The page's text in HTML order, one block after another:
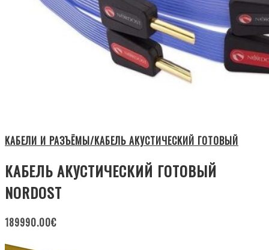
КАБЕЛИ И РАЗЪЁМЫ/КАБЕЛЬ АКУСТИЧЕСКИЙ ГОТОВЫЙ
КАБЕЛЬ АКУСТИЧЕСКИЙ ГОТОВЫЙ
NORDOST
189990.00€